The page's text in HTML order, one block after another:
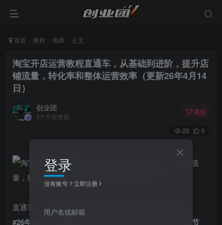
首页 教程 电商 正文
淘宝开店运营教程直通车，从基础到进阶，提升店
铺流量，转化率和整体运营效率（更新26年4月14
日）
创业团
3个月前更新
关注
22 0
直通车，万相无界，网店注册经营推广培训视频课程
#26年4月14同步更新1节！！26.04.12–2026年内训第五节
登录
没有账号？立即注册
用户名或邮箱